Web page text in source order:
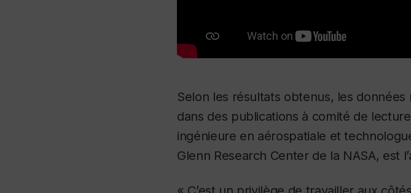
Selon les résultats obtenus, les
dans des publications à comité de
ingénieure en aérospatiale et
Glenn Research Center de la NASA, est